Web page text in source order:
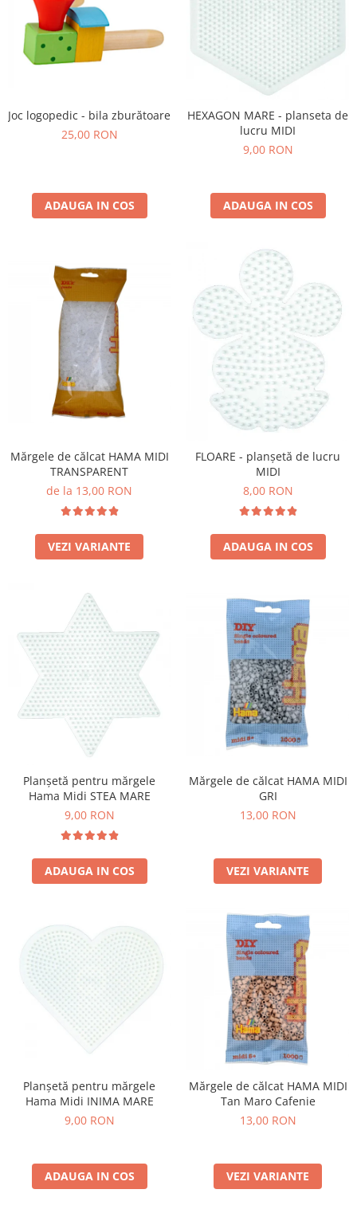
Comunicare
Dezvoltare timpurie
Experimente
Forme
Jucării interactive
Matematica
Pregătire pentru școală
Sortare si numarare
Mărgele de călcat HAMA
Hama Maxi Sticks
Margele HAMA MAXI
Mărgele HAMA MIDI
Mărgele HAMA MINI
Stimulare senzoriala
Stimulare auditiva
Stimulare olfactivă
Stimulare tactila
Stimulare vizuala
Terapie de integrare senzorială
Joc logopedic - bila zburătoare
25,00 RON
ADAUGA IN COS
HEXAGON MARE - planseta de
lucru MIDI
9,00 RON
ADAUGA IN COS
Mărgele de călcat HAMA MIDI
TRANSPARENT
de la 13,00 RON
VEZI VARIANTE
FLOARE - planșetă de lucru
MIDI
8,00 RON
ADAUGA IN COS
Planșetă pentru mărgele
Hama Midi STEA MARE
9,00 RON
ADAUGA IN COS
Mărgele de călcat HAMA MIDI
GRI
13,00 RON
VEZI VARIANTE
Planșetă pentru mărgele
Hama Midi INIMA MARE
9,00 RON
ADAUGA IN COS
Mărgele de călcat HAMA MIDI
Tan Maro Cafenie
13,00 RON
VEZI VARIANTE